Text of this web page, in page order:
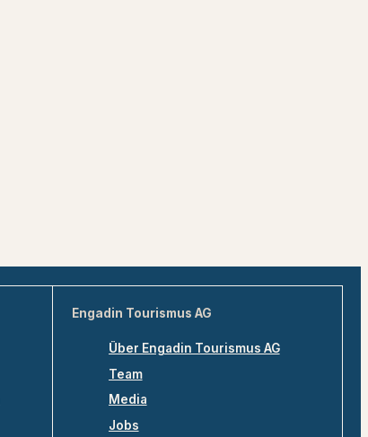
Engadin Tourismus AG
Über Engadin Tourismus AG
Team
Media
Jobs